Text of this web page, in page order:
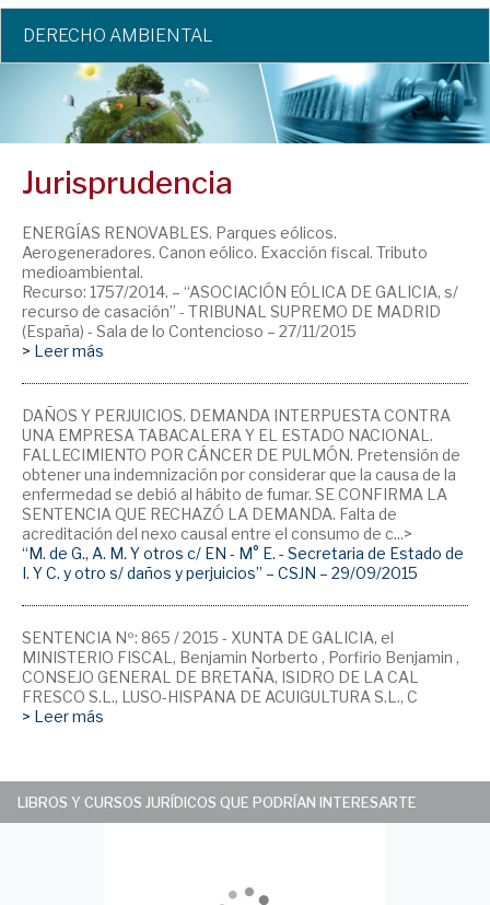
DERECHO AMBIENTAL
Jurisprudencia
ENERGÍAS RENOVABLES. Parques eólicos.
Aerogeneradores. Canon eólico. Exacción fiscal. Tributo
medioambiental.
Recurso: 1757/2014. – “ASOCIACIÓN EÓLICA DE GALICIA, s/
recurso de casación” - TRIBUNAL SUPREMO DE MADRID
(España) - Sala de lo Contencioso – 27/11/2015
> Leer más
DAÑOS Y PERJUICIOS. DEMANDA INTERPUESTA CONTRA
UNA EMPRESA TABACALERA Y EL ESTADO NACIONAL.
FALLECIMIENTO POR CÁNCER DE PULMÓN. Pretensión de
obtener una indemnización por considerar que la causa de la
enfermedad se debió al hábito de fumar. SE CONFIRMA LA
SENTENCIA QUE RECHAZÓ LA DEMANDA. Falta de
acreditación del nexo causal entre el consumo de c...>
“M. de G., A. M. Y otros c/ EN - M° E. - Secretaria de Estado de
I. Y C. y otro s/ daños y perjuicios” – CSJN – 29/09/2015
SENTENCIA Nº: 865 / 2015 - XUNTA DE GALICIA, el
MINISTERIO FISCAL, Benjamin Norberto , Porfirio Benjamin ,
CONSEJO GENERAL DE BRETAÑA, ISIDRO DE LA CAL
FRESCO S.L., LUSO-HISPANA DE ACUIGULTURA S.L., C
> Leer más
LIBROS Y CURSOS JURÍDICOS QUE PODRÍAN INTERESARTE